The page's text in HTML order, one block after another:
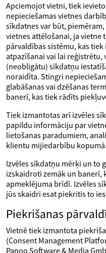
Apciemojot vietni, tiek
nepieciešamas vietnes
sīkdatnes var būt,
vietnes attēlošanai, ja vietne
pārvaldības sistēmu, kas
atpazīšanai vai lai
(neobligātu) sīkdatņu
noraidīta. Stingri
glabāšanas vai dzēšanas
banerī, kas tiek rādīts
Tiek izmantotas arī izvēles
papildu informāciju par
lietošanas paradumiem,
klientu mijiedarbību kopumā.
Izvēles sīkdatņu mērķi un to
izskaidroti zemāk un banerī,
apmeklējuma brīdī. Izvēles
jūs skaidri esat piekritis to
Piekrišanas
Vietnē tiek izmantota
(Consent Management
Papoo Software & Media